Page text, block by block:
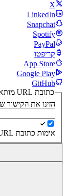
X
LinkedIn
Snapchat
Spotify
PayPal
קריפטו
App Store
Google Play
GitHub
כתובת URL מותאמת
הזינו את הקישור
אימות כתובת URL